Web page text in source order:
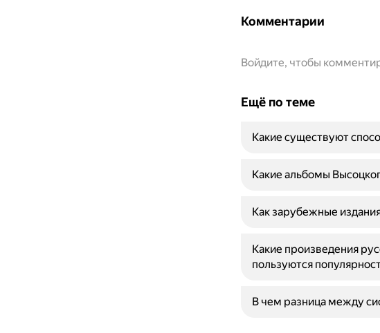
Комментарии
Войдите, чтобы
Ещё по теме
Какие существуют
Какие альбомы
Как зарубежные
Какие произведения
пользуются
В чем разница между